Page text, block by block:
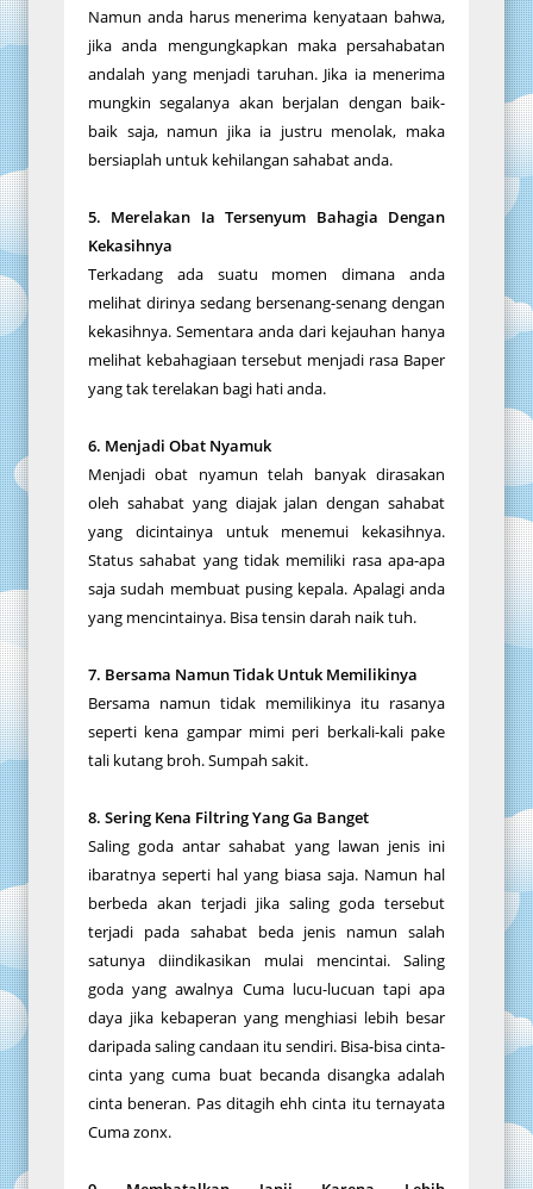
Namun anda harus menerima kenyataan bahwa,
jika anda mengungkapkan maka persahabatan
andalah yang menjadi taruhan. Jika ia menerima
mungkin segalanya akan berjalan dengan baik-
baik saja, namun jika ia justru menolak, maka
bersiaplah untuk kehilangan sahabat anda.
5. Merelakan Ia Tersenyum Bahagia Dengan
Kekasihnya
Terkadang ada suatu momen dimana anda
melihat dirinya sedang bersenang-senang dengan
kekasihnya. Sementara anda dari kejauhan hanya
melihat kebahagiaan tersebut menjadi rasa Baper
yang tak terelakan bagi hati anda.
6. Menjadi Obat Nyamuk
Menjadi obat nyamun telah banyak dirasakan
oleh sahabat yang diajak jalan dengan sahabat
yang dicintainya untuk menemui kekasihnya.
Status sahabat yang tidak memiliki rasa apa-apa
saja sudah membuat pusing kepala. Apalagi anda
yang mencintainya. Bisa tensin darah naik tuh.
7. Bersama Namun Tidak Untuk Memilikinya
Bersama namun tidak memilikinya itu rasanya
seperti kena gampar mimi peri berkali-kali pake
tali kutang broh. Sumpah sakit.
8. Sering Kena Filtring Yang Ga Banget
Saling goda antar sahabat yang lawan jenis ini
ibaratnya seperti hal yang biasa saja. Namun hal
berbeda akan terjadi jika saling goda tersebut
terjadi pada sahabat beda jenis namun salah
satunya diindikasikan mulai mencintai. Saling
goda yang awalnya Cuma lucu-lucuan tapi apa
daya jika kebaperan yang menghiasi lebih besar
daripada saling candaan itu sendiri. Bisa-bisa cinta-
cinta yang cuma buat becanda disangka adalah
cinta beneran. Pas ditagih ehh cinta itu ternayata
Cuma zonx.